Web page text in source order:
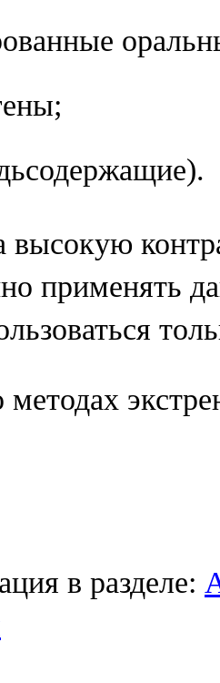
высокую
применять
в разделе: